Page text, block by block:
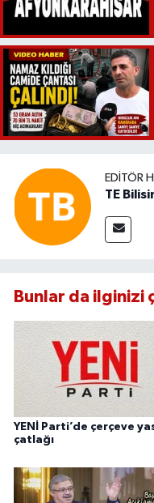
EDITÖR
TE
Bunlar da ilginizi
YENİ Parti’de çerçeve
çatlağı